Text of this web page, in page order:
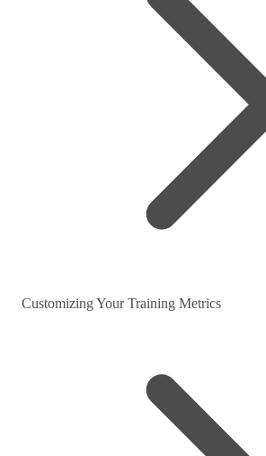
Customizing Your Training Metrics